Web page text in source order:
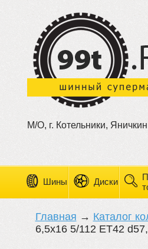
М/О, г. Котельники,
Шины Диски
Главная → Каталог
6,5x16 5/112 ET42